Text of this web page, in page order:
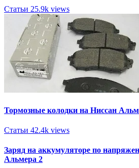
Статьи 25.9k views
Тормозные колодки на Ниссан
Статьи 42.4k views
Заряд на аккумуляторе по
Альмера 2